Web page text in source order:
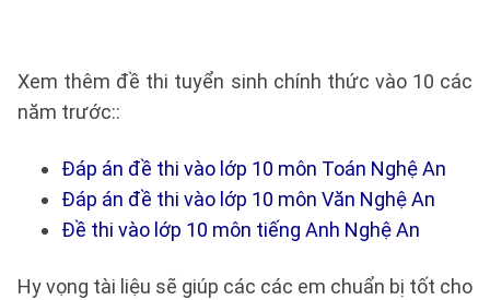
Xem thêm đề thi tuyển sinh chính thức vào 10 các
năm trước::
Đáp án đề thi vào lớp 10 môn Toán Nghệ An
Đáp án đề thi vào lớp 10 môn Văn Nghệ An
Đề thi vào lớp 10 môn tiếng Anh Nghệ An
Hy vọng tài liệu sẽ giúp các các em chuẩn bị tốt cho